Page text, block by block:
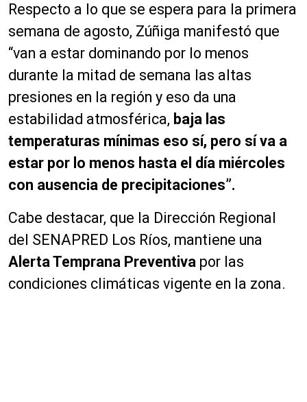
Respecto a lo que se espera para la primera
semana de agosto, Zúñiga manifestó que
“van a estar dominando por lo menos
durante la mitad de semana las altas
presiones en la región y eso da una
estabilidad atmosférica, baja las
temperaturas mínimas eso sí, pero sí va a
estar por lo menos hasta el día miércoles
con ausencia de precipitaciones”.
Cabe destacar, que la Dirección Regional
del SENAPRED Los Ríos, mantiene una
Alerta Temprana Preventiva por las
condiciones climáticas vigente en la zona.